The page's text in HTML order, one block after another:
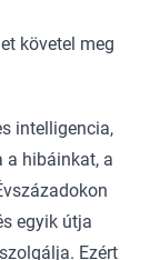
követel meg
intelligencia,
a hibáinkat, a
egyik útja
Ezért